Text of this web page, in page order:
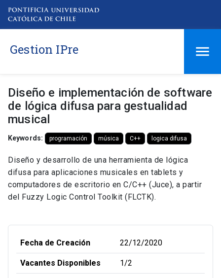
Gestion IPre
Diseño e implementación de software
de lógica difusa para gestualidad
musical
Keywords: programación música C++ logica difusa
Diseño y desarrollo de una herramienta de lógica
difusa para aplicaciones musicales en tablets y
computadores de escritorio en C/C++ (Juce), a partir
del Fuzzy Logic Control Toolkit (FLCTK).
Fecha de Creación 22/12/2020
Vacantes Disponibles 1/2